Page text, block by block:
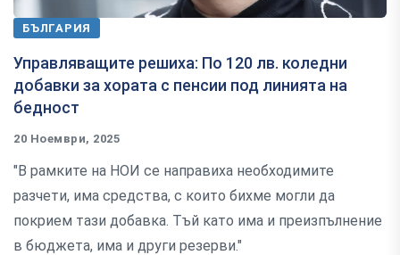
БЪЛГАРИЯ
Управляващите решиха: По 120 лв. коледни
добавки за хората с пенсии под линията на
бедност
20 Ноември, 2025
"В рамките на НОИ се направиха необходимите
разчети, има средства, с които бихме могли да
покрием тази добавка. Тъй като има и преизпълнение
в бюджета, има и други резерви."